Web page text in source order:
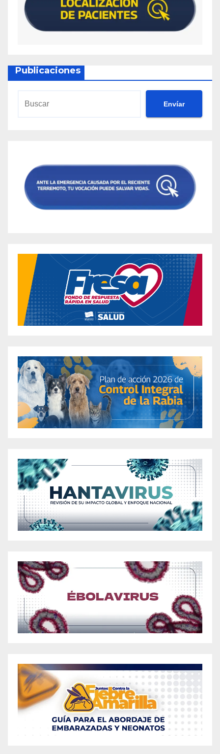
Publicaciones
Envíar